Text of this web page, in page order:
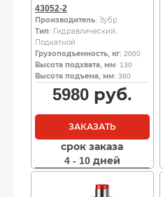
43052-2
Производитель: Зубр
Тип: Гидравлический,
Подкатной
Грузоподъемность, кг: 2000
Высота подхвата, мм: 130
Высота подъема, мм: 380
5980руб.
ЗАКАЗАТЬ
срок заказа
4 - 10 дней